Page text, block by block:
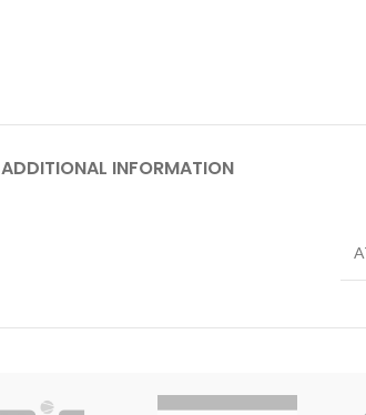
ADDITIONAL INFORMATION